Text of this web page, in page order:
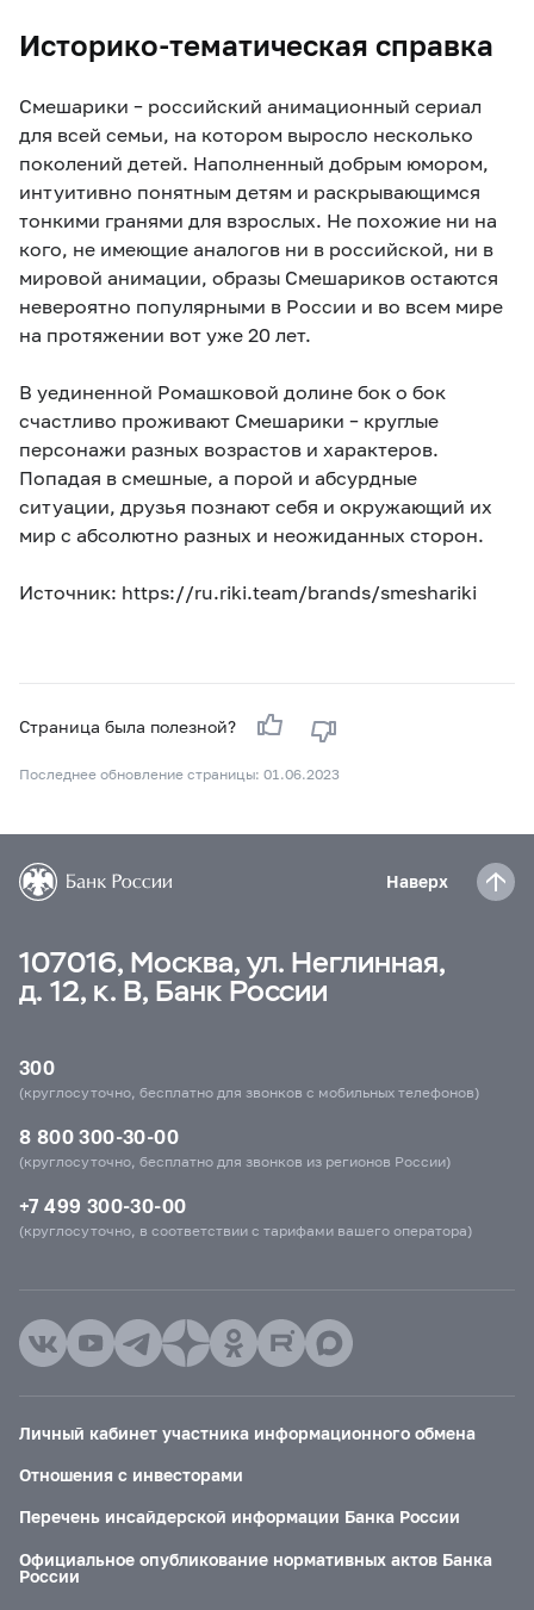
Историко-тематическая справка
Смешарики – российский анимационный сериал
для всей семьи, на котором выросло несколько
поколений детей. Наполненный добрым юмором,
интуитивно понятным детям и раскрывающимся
тонкими гранями для взрослых. Не похожие ни на
кого, не имеющие аналогов ни в российской, ни в
мировой анимации, образы Смешариков остаются
невероятно популярными в России и во всем мире
на протяжении вот уже 20 лет.
В уединенной Ромашковой долине бок о бок
счастливо проживают Смешарики – круглые
персонажи разных возрастов и характеров.
Попадая в смешные, а порой и абсурдные
ситуации, друзья познают себя и окружающий их
мир с абсолютно разных и неожиданных сторон.
Источник: https://ru.riki.team/brands/smeshariki
Страница была полезной?
Последнее обновление страницы: 01.06.2023
Наверх
107016, Москва, ул. Неглинная,
д. 12, к. В, Банк России
300
(круглосуточно, бесплатно для звонков с мобильных телефонов)
8 800 300-30-00
(круглосуточно, бесплатно для звонков из регионов России)
+7 499 300-30-00
(круглосуточно, в соответствии с тарифами вашего оператора)
Личный кабинет участника информационного обмена
Отношения с инвесторами
Перечень инсайдерской информации Банка России
Официальное опубликование нормативных актов Банка
России